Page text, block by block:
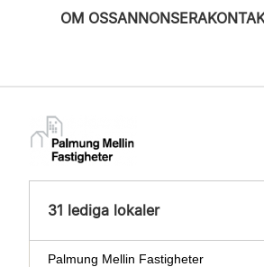
OM OSSANNONSERA
31 lediga lokaler
Palmung Mellin Fastigheter